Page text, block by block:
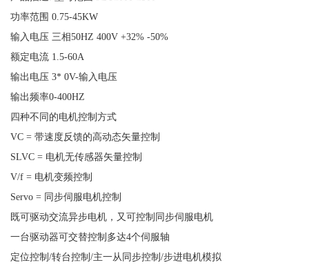
功率范围 0.75-45KW
输入电压 三相50HZ 400V +32% -50%
额定电流 1.5-60A
输出电压 3* 0V-输入电压
输出频率0-400HZ
四种不同的电机控制方式
VC = 带速度反馈的高动态矢量控制
SLVC = 电机无传感器矢量控制
V/f = 电机变频控制
Servo = 同步伺服电机控制
既可驱动交流异步电机，又可控制同步伺服电机
一台驱动器可交替控制多达4个伺服轴
定位控制/转台控制/主一从同步控制/步进电机模拟